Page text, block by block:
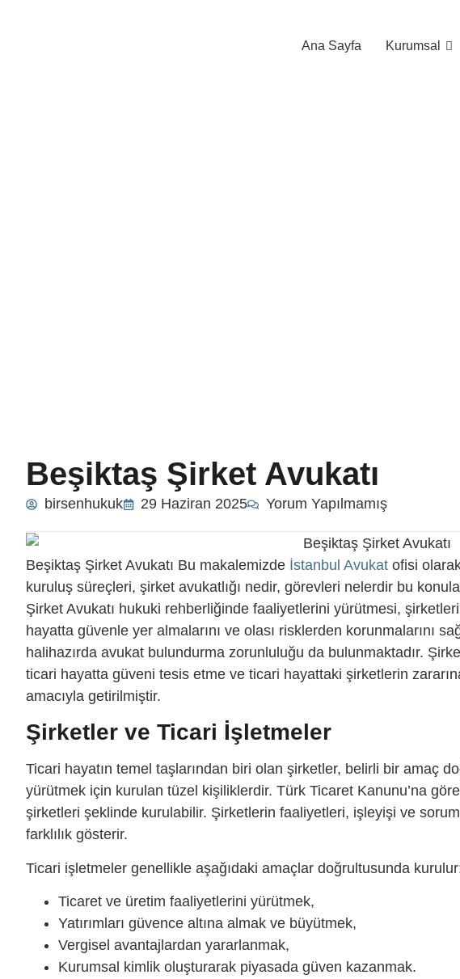
Ana Sayfa Kurumsal
Beşiktaş Şirket Avukatı
birsenhukuk 29 Haziran 2025 Yorum Yapılmamış
Beşiktaş Şirket Avukatı Bu makalemizde İstanbul Avukat ofisi
kuruluş süreçleri, şirket avukatlığı nedir, görevleri nelerdir bu
Şirket Avukatı hukuki rehberliğinde faaliyetlerini yürütmesi,
hayatta güvenle yer almalarını ve olası risklerden korunmalarını
halihazırda avukat bulundurma zorunluluğu da bulunmaktadır.
ticari hayatta güveni tesis etme ve ticari hayattaki şirketlerin
amacıyla getirilmiştir.
Şirketler ve Ticari İşletmeler
Ticari hayatın temel taşlarından biri olan şirketler, belirli bir amaç
yürütmek için kurulan tüzel kişiliklerdir. Türk Ticaret Kanunu’na
şirketleri şeklinde kurulabilir. Şirketlerin faaliyetleri, işleyişi ve
farklılık gösterir.
Ticari işletmeler genellikle aşağıdaki amaçlar doğrultusunda
Ticaret ve üretim faaliyetlerini yürütmek,
Yatırımları güvence altına almak ve büyütmek,
Vergisel avantajlardan yararlanmak,
Kurumsal kimlik oluşturarak piyasada güven kazanmak.